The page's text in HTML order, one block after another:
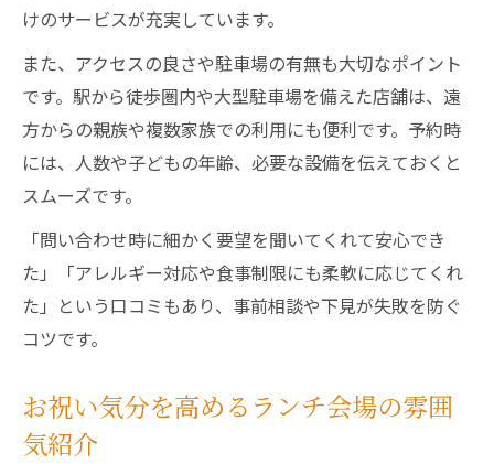
けのサービスが充実しています。
また、アクセスの良さや駐車場の有無も大切なポイント
です。駅から徒歩圏内や大型駐車場を備えた店舗は、遠
方からの親族や複数家族での利用にも便利です。予約時
には、人数や子どもの年齢、必要な設備を伝えておくと
スムーズです。
「問い合わせ時に細かく要望を聞いてくれて安心でき
た」「アレルギー対応や食事制限にも柔軟に応じてくれ
た」という口コミもあり、事前相談や下見が失敗を防ぐ
コツです。
お祝い気分を高めるランチ会場の雰囲
気紹介